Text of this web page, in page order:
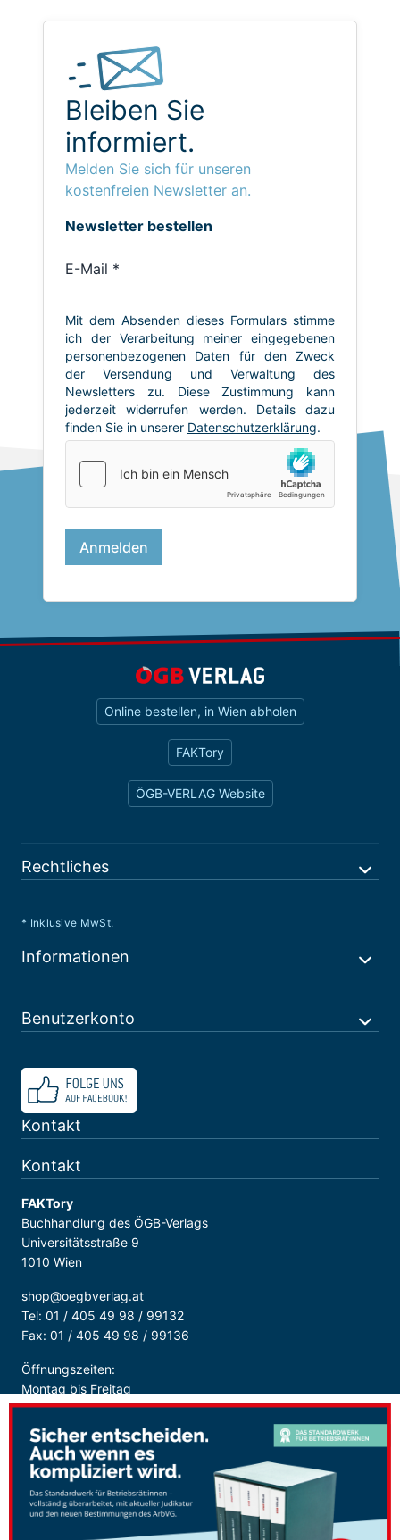
Bleiben Sie
informiert.
Melden Sie sich für unseren
kostenfreien Newsletter an.
Online bestellen, in Wien abholen
FAKTory
ÖGB-VERLAG Website
Rechtliches
* Inklusive MwSt.
Informationen
Benutzerkonto
Kontakt
Kontakt
FAKTory
Buchhandlung des ÖGB-Verlags
Universitätsstraße 9
1010 Wien
shop@oegbverlag.at
Tel: 01 / 405 49 98 / 99132
Fax: 01 / 405 49 98 / 99136
Öffnungszeiten:
Montag bis Freitag
9:00 - 18:00 Uhr
durchgehend
Sicher Bezahlen: